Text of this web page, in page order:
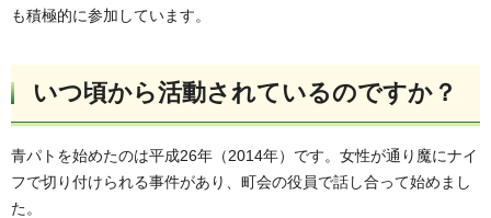
も積極的に参加しています。
いつ頃から活動されているのですか？
青パトを始めたのは平成26年（2014年）です。女性が通り魔にナイ
フで切り付けられる事件があり、町会の役員で話し合って始めまし
た。